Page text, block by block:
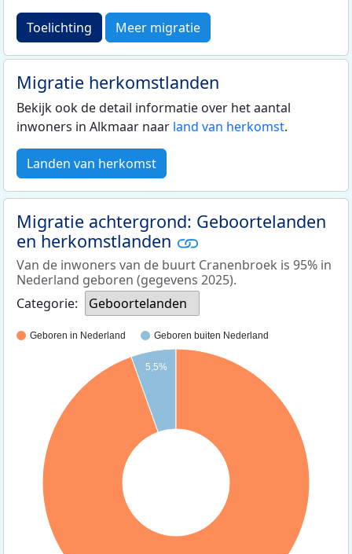
Toelichting Meer migratie
Migratie herkomstlanden
Bekijk ook de detail informatie over het aantal
inwoners in Alkmaar naar land van herkomst.
Landen van herkomst
Migratie achtergrond: Geboortelanden
en herkomstlanden
Van de inwoners van de buurt Cranenbroek is 95% in
Nederland geboren (gegevens 2025).
Categorie:
Geboortelanden
Geboren in Nederland Geboren buiten Nederland
5,5%